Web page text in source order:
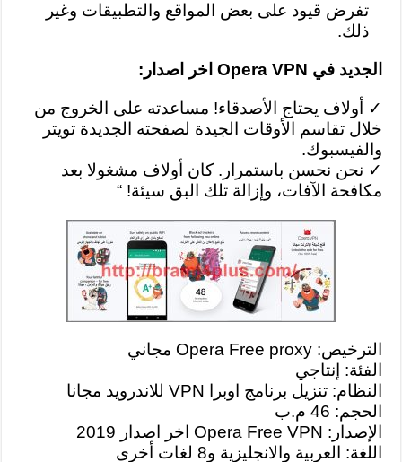
تفرض قيود على بعض المواقع والتطبيقات وغير
ذلك.
الجديد في Opera VPN اخر اصدار:
✓ أولاف يحتاج الأصدقاء! مساعدته على الخروج من
خلال تقاسم الأوقات الجيدة لصفحته الجديدة تويتر
والفيسبوك.
✓ نحن نحسن باستمرار. كان أولاف مشغولا بعد
مكافحة الآفات، وإزالة تلك البق سيئة! “
الترخيص: Opera Free proxy مجاني
الفئة: إنتاجي
النظام: تنزيل برنامج اوبرا VPN للاندرويد مجانا
الحجم: 46 م.ب
الإصدار: Opera Free VPN اخر اصدار 2019
اللغة: العربية والانجليزية و8 لغات أخرى